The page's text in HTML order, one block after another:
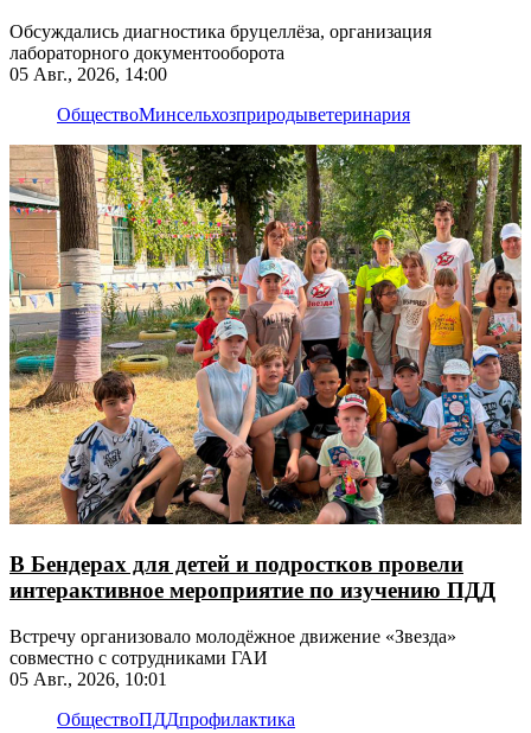
Обсуждались диагностика бруцеллёза, организация
лабораторного документооборота
05 Авг., 2026, 14:00
ОбществоМинсельхозприродыветеринария
В Бендерах для детей и подростков провели
интерактивное мероприятие по изучению ПДД
Встречу организовало молодёжное движение «Звезда»
совместно с сотрудниками ГАИ
05 Авг., 2026, 10:01
ОбществоПДДпрофилактика